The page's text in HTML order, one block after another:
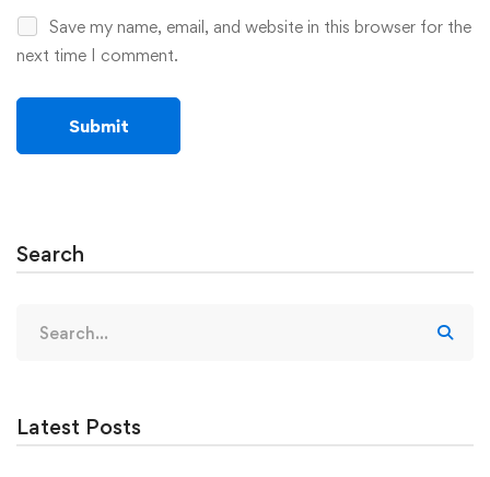
Save my name, email, and website in this browser for the
next time I comment.
Search
for:
Latest Posts